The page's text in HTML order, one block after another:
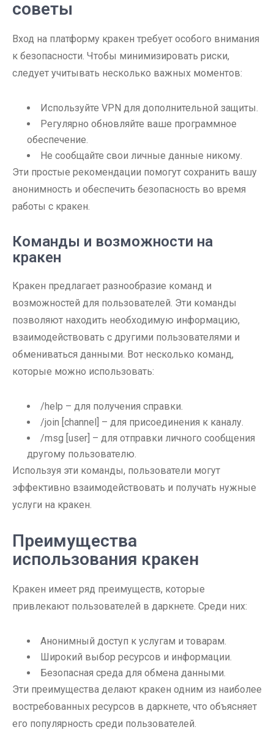
советы
Вход на платформу кракен требует особого внимания
к безопасности. Чтобы минимизировать риски,
следует учитывать несколько важных моментов:
Используйте VPN для дополнительной защиты.
Регулярно обновляйте ваше программное
обеспечение.
Не сообщайте свои личные данные никому.
Эти простые рекомендации помогут сохранить вашу
анонимность и обеспечить безопасность во время
работы с кракен.
Команды и возможности на
кракен
Кракен предлагает разнообразие команд и
возможностей для пользователей. Эти команды
позволяют находить необходимую информацию,
взаимодействовать с другими пользователями и
обмениваться данными. Вот несколько команд,
которые можно использовать:
/help – для получения справки.
/join [channel] – для присоединения к каналу.
/msg [user] – для отправки личного сообщения
другому пользователю.
Используя эти команды, пользователи могут
эффективно взаимодействовать и получать нужные
услуги на кракен.
Преимущества
использования кракен
Кракен имеет ряд преимуществ, которые
привлекают пользователей в даркнете. Среди них:
Анонимный доступ к услугам и товарам.
Широкий выбор ресурсов и информации.
Безопасная среда для обмена данными.
Эти преимущества делают кракен одним из наиболее
востребованных ресурсов в даркнете, что объясняет
его популярность среди пользователей.